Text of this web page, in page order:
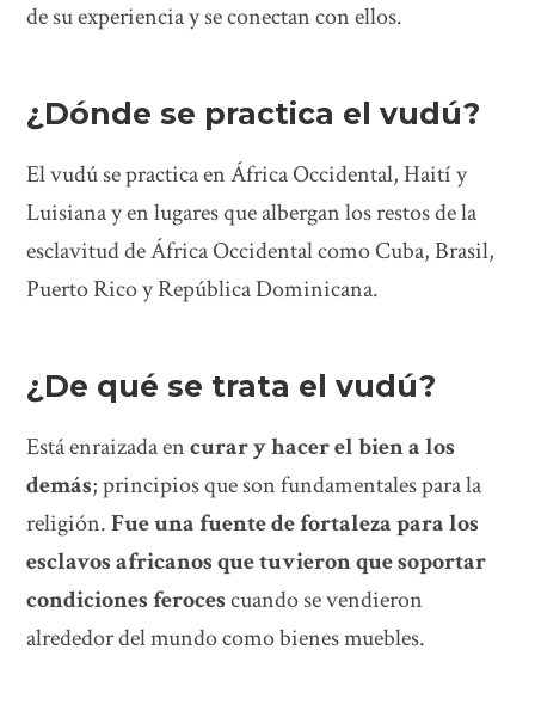
de su experiencia y se conectan con ellos.
¿Dónde se practica el vudú?
El vudú se practica en África Occidental, Haití y
Luisiana y en lugares que albergan los restos de la
esclavitud de África Occidental como Cuba, Brasil,
Puerto Rico y República Dominicana.
¿De qué se trata el vudú?
Está enraizada encurar y hacer el bien a los
demás; principios que son fundamentales para la
religión.Fue una fuente de fortaleza para los
esclavos africanos que tuvieron que soportar
condiciones ferocescuando se vendieron
alrededor del mundo como bienes muebles.